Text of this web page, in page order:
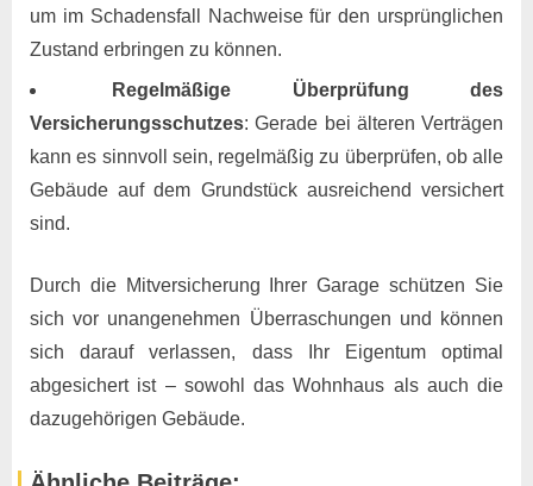
um im Schadensfall Nachweise für den ursprünglichen
Zustand erbringen zu können.
Regelmäßige Überprüfung des
Versicherungsschutzes: Gerade bei älteren Verträgen
kann es sinnvoll sein, regelmäßig zu überprüfen, ob alle
Gebäude auf dem Grundstück ausreichend versichert
sind.
Durch die Mitversicherung Ihrer Garage schützen Sie
sich vor unangenehmen Überraschungen und können
sich darauf verlassen, dass Ihr Eigentum optimal
abgesichert ist – sowohl das Wohnhaus als auch die
dazugehörigen Gebäude. ​